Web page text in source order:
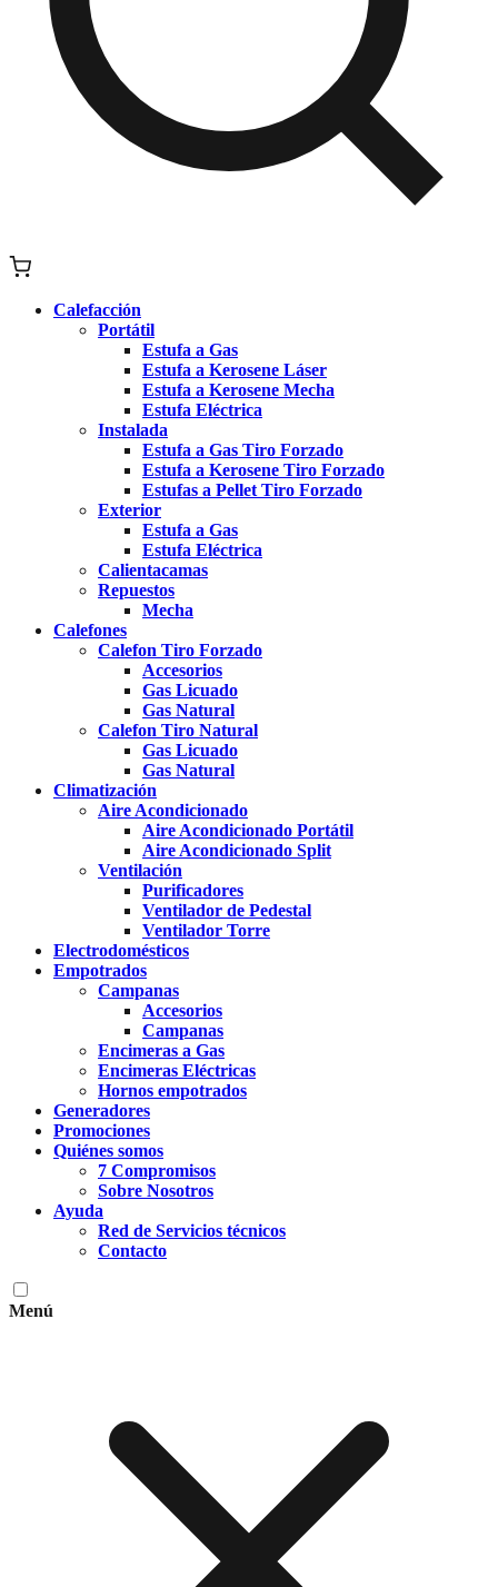
Calefacción
Portátil
Estufa a Gas
Estufa a Kerosene Láser
Estufa a Kerosene Mecha
Estufa Eléctrica
Instalada
Estufa a Gas Tiro Forzado
Estufa a Kerosene Tiro Forzado
Estufas a Pellet Tiro Forzado
Exterior
Estufa a Gas
Estufa Eléctrica
Calientacamas
Repuestos
Mecha
Calefones
Calefon Tiro Forzado
Accesorios
Gas Licuado
Gas Natural
Calefon Tiro Natural
Gas Licuado
Gas Natural
Climatización
Aire Acondicionado
Aire Acondicionado Portátil
Aire Acondicionado Split
Ventilación
Purificadores
Ventilador de Pedestal
Ventilador Torre
Electrodomésticos
Empotrados
Campanas
Accesorios
Campanas
Encimeras a Gas
Encimeras Eléctricas
Hornos empotrados
Generadores
Promociones
Quiénes somos
7 Compromisos
Sobre Nosotros
Ayuda
Red de Servicios técnicos
Contacto
Menú